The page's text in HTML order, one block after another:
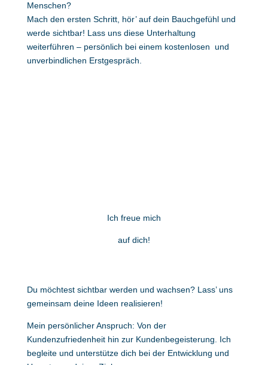
Menschen?
Mach den ersten Schritt, hör’ auf dein Bauchgefühl und
werde sichtbar! Lass uns diese Unterhaltung
weiterführen – persönlich bei einem kostenlosen und
unverbindlichen Erstgespräch.
Ich freue mich
auf dich!
Du möchtest sichtbar werden und wachsen? Lass’ uns
gemeinsam deine Ideen realisieren!
Mein persönlicher Anspruch: Von der
Kundenzufriedenheit hin zur Kundenbegeisterung. Ich
begleite und unterstütze dich bei der Entwicklung und